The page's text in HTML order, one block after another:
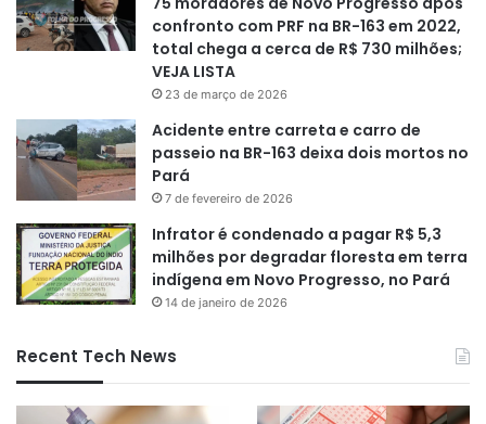
confronto com PRF na BR-163 em 2022,
total chega a cerca de R$ 730 milhões;
VEJA LISTA
23 de março de 2026
Acidente entre carreta e carro de
passeio na BR-163 deixa dois mortos no
Pará
7 de fevereiro de 2026
Infrator é condenado a pagar R$ 5,3
milhões por degradar floresta em terra
indígena em Novo Progresso, no Pará
14 de janeiro de 2026
Recent Tech News